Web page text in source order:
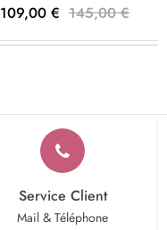
109,00 € 145,00 €
Service Client
Mail & Téléphone